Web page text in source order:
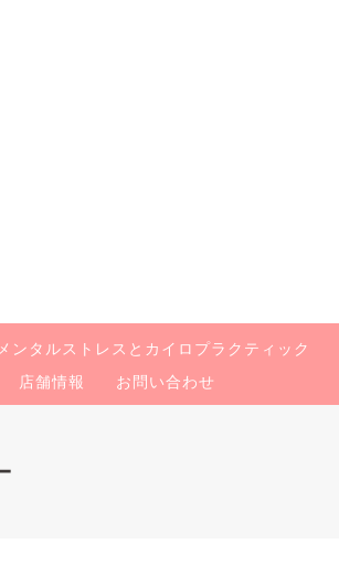
メンタルストレスとカイロプラクティック
店舗情報 お問い合わせ